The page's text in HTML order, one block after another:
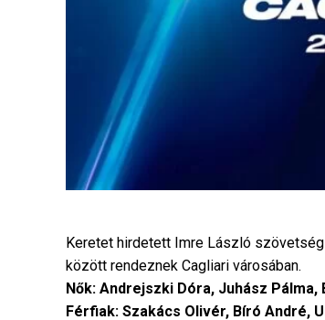
Keretet hirdetett Imre László
között rendeznek Cagliari városában.
Nők: Andrejszki Dóra, Juhász Pálma,
Férfiak: Szakács Olivér, Bíró André,